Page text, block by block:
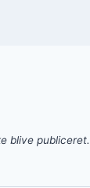
blive publiceret.